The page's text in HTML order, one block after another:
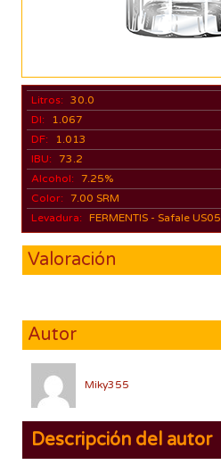
Litros: 30.0
DI:
1.067
DF:
1.013
IBU: 73.2
Alcohol: 7.25%
Color: 7.00 SRM
Levadura: FERMENTIS - Safale US05
Valoración
Autor
Miky355
Descripción del autor